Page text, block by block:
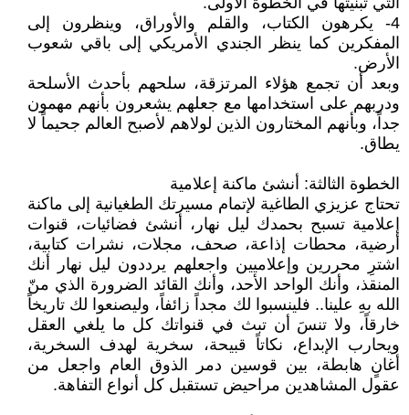
4- يكرهون الكتاب، والقلم والأوراق، وينظرون إلى
المفكرين كما ينظر الجندي الأمريكي إلى باقي شعوب
الأرض.
وبعد أن تجمع هؤلاء المرتزقة، سلحهم بأحدث الأسلحة
ودربهم على استخدامها مع جعلهم يشعرون بأنهم مهمون
جداً، وبأنهم المختارون الذين لولاهم لأصبح العالم جحيماً لا
يطاق.
الخطوة الثالثة: أنشئ ماكنة إعلامية
تحتاج عزيزي الطاغية لإتمام مسيرتك الطغيانية إلى ماكنة
إعلامية تسبح بحمدك ليل نهار، أنشئ فضائيات، قنوات
أرضية، محطات إذاعة، صحف، مجلات، نشرات كتابية،
اشترِ محررين وإعلاميين واجعلهم يرددون ليل نهار أنك
المنقذ، وأنك الواحد الأحد، وأنك القائد الضرورة الذي منّ
الله بهِ علينا.. فلينسبوا لك مجداً زائفاً، وليصنعوا لك تاريخاً
خارقاً، ولا تنسَ أن تبث في قنواتك كل ما يلغي العقل
ويحارب الإبداع، نكاتاً قبيحة، سخرية لهدف السخرية،
أغانٍ هابطة، بين قوسين دمر الذوق العام واجعل من
عقول المشاهدين مراحيض تستقبل كل أنواع التفاهة.